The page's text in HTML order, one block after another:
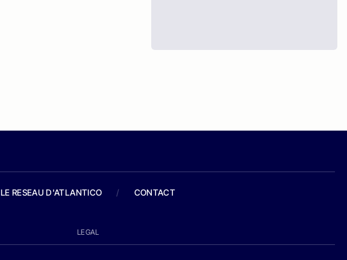
LE RESEAU D'ATLANTICO / CONTACT
LEGAL